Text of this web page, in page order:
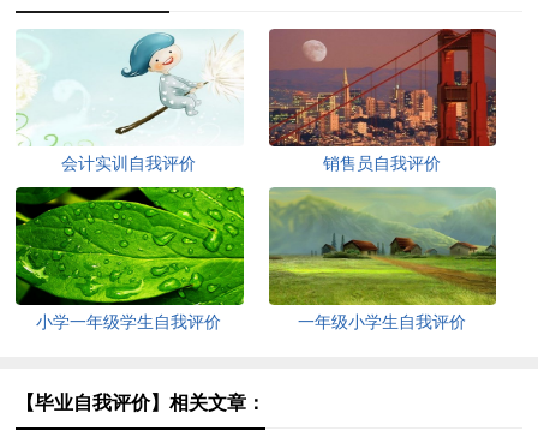
会计实训自我评价 销售员自我评价
小学一年级学生自我评价 一年级小学生自我评价
【毕业自我评价】相关文章：